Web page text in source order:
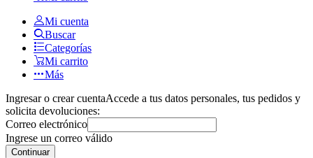
Mi cuenta
Buscar
Categorías
Mi carrito
Más
Ingresar o crear cuentaAccede a tus datos personales, tus pedidos y
solicita devoluciones:
Correo electrónico
Ingrese un correo válido
Continuar